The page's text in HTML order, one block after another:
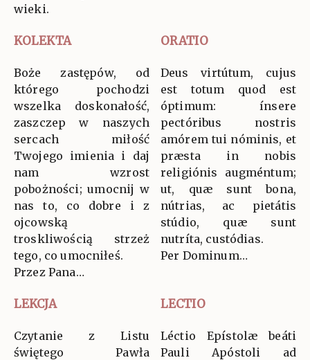
wieki.
KOLEKTA ORATIO
Boże zastępów, od
którego pochodzi
wszelka doskonałość,
zaszczep w naszych
sercach miłość
Twojego imienia i daj
nam wzrost
pobożności; umocnij w
nas to, co dobre i z
ojcowską
troskliwością strzeż
tego, co umocniłeś.
Przez Pana…
Deus virtútum, cujus
est totum quod est
óptimum: ínsere
pectóribus nostris
amórem tui nóminis, et
præsta in nobis
religiónis augméntum;
ut, quæ sunt bona,
nútrias, ac pietátis
stúdio, quæ sunt
nutríta, custódias.
Per Dominum…
LEKCJA LECTIO
Czytanie z Listu
świętego Pawła
Léctio Epístolæ beáti
Pauli Apóstoli ad